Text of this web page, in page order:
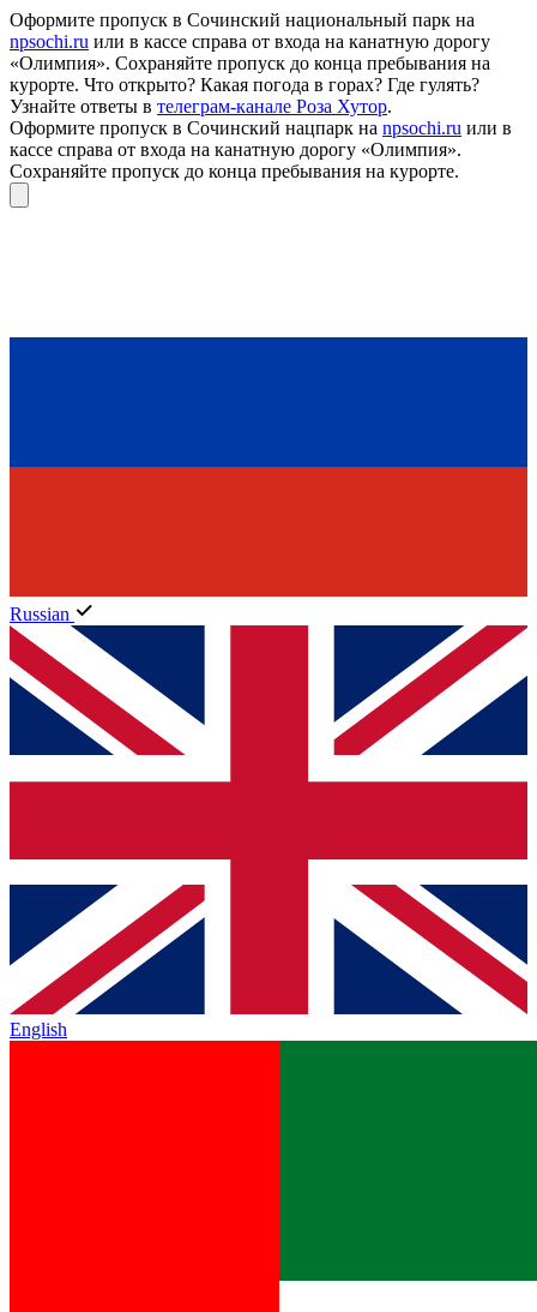
Оформите пропуск в Сочинский национальный парк на
npsochi.ru или в кассе справа от входа на канатную дорогу
«Олимпия». Сохраняйте пропуск до конца пребывания на
курорте. Что открыто? Какая погода в горах? Где гулять?
Узнайте ответы в телеграм-канале Роза Хутор.
Оформите пропуск в Сочинский нацпарк на npsochi.ru или в
кассе справа от входа на канатную дорогу «Олимпия».
Сохраняйте пропуск до конца пребывания на курорте.
Russian
English